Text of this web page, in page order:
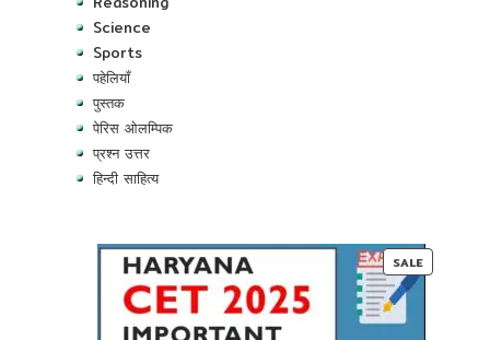
Science
Sports
पहेलियाँ
पुस्तक
पेरिस ओलम्पिक
प्रश्न उत्तर
हिन्दी साहित्य
SALE